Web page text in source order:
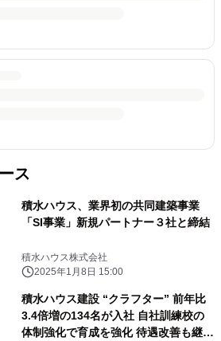
ス
積水ハウス、業界初の共同建築事業
「SI事業」新規パートナー３社と締結
積水ハウス株式会社
2025年1月8日 15:00
積水ハウス建設 “クラフター” 前年比
3.4倍増の134名が入社 自社訓練校の
体制強化で育成を強化 待遇改善も継続